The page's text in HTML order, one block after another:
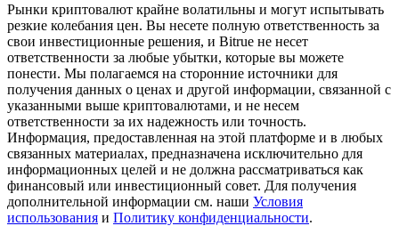
Станьте копи-трейдером
Наслаждайтесь распределением прибыли и комиссиями
за копи-трейдинг
Рынки криптовалют крайне волатильны и могут испытывать
резкие колебания цен. Вы несете полную ответственность за
свои инвестиционные решения, и Bitrue не несет
ответственности за любые убытки, которые вы можете
понести. Мы полагаемся на сторонние источники для
получения данных о ценах и другой информации, связанной с
указанными выше криптовалютами, и не несем
ответственности за их надежность или точность.
Информация, предоставленная на этой платформе и в любых
связанных материалах, предназначена исключительно для
информационных целей и не должна рассматриваться как
финансовый или инвестиционный совет. Для получения
дополнительной информации см. наши Условия
использования и Политику конфиденциальности.